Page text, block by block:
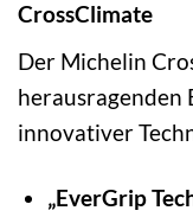
CrossClimate
Der Michelin
herausragenden
innovativer
„EverGrip